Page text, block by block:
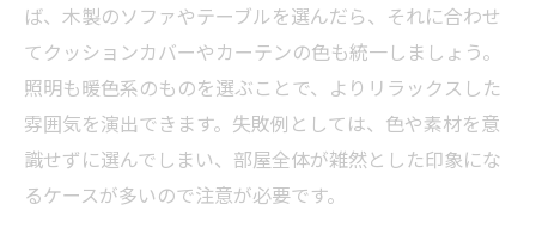
ば、木製のソファやテーブルを選んだら、それに合わせ
てクッションカバーやカーテンの色も統一しましょう。
照明も暖色系のものを選ぶことで、よりリラックスした
雰囲気を演出できます。失敗例としては、色や素材を意
識せずに選んでしまい、部屋全体が雑然とした印象にな
るケースが多いので注意が必要です。